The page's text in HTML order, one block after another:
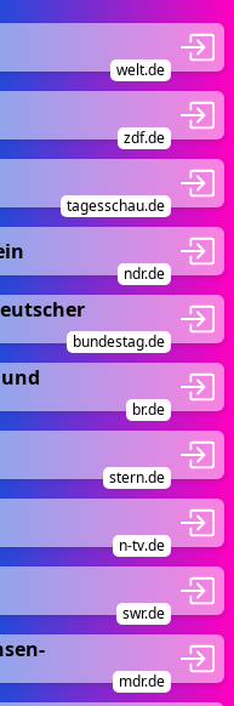
welt.de
zdf.de
tagesschau.de
ndr.de
bundestag.de
br.de
stern.de
n-tv.de
swr.de
mdr.de